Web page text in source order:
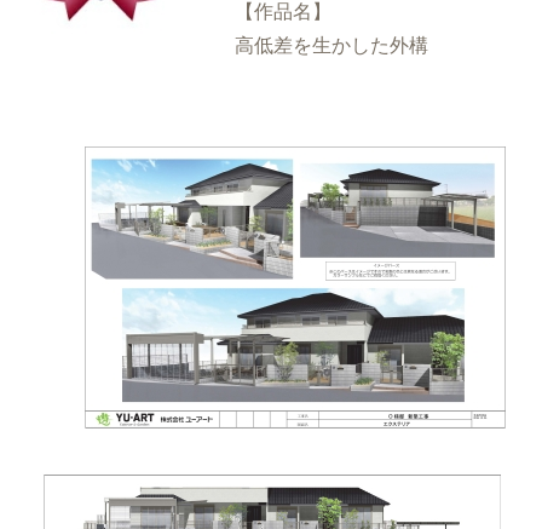
【作品名】
高低差を生かした外構